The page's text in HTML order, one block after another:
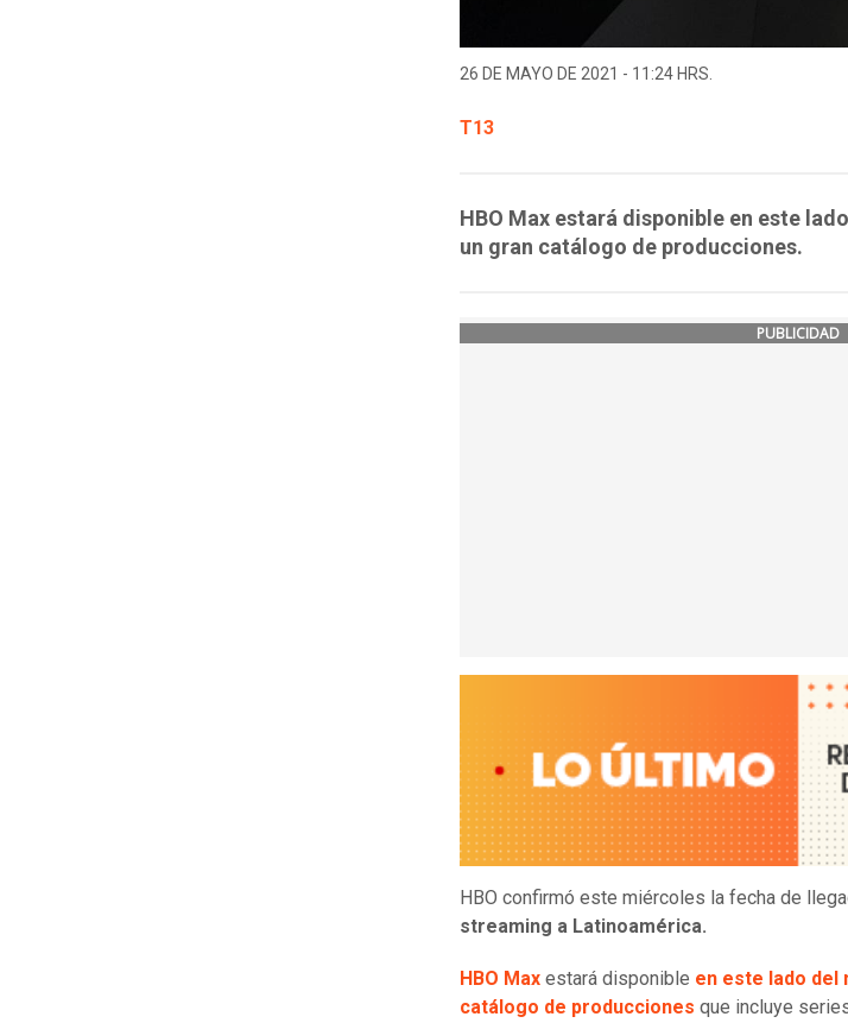
26 DE MAYO DE 2021 - 11:24 HRS.
T13
HBO Max estará disponible en este
un gran catálogo de producciones.
PUBLICIDAD
HBO confirmó este miércoles la fecha de
streaming a Latinoamérica.
HBO Max estará disponible en este lado del
catálogo de producciones que incluye